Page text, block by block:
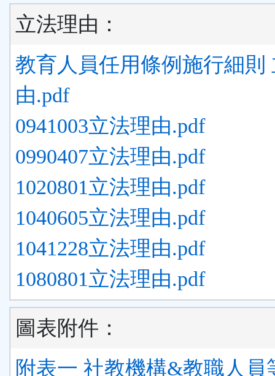
立法理由：
教育人員任用條例施行細則
由.pdf
0941003立法理由.pdf
0990407立法理由.pdf
1020801立法理由.pdf
1040605立法理由.pdf
1041228立法理由.pdf
1080801立法理由.pdf
圖表附件：
附表一 社教機構&教職人員